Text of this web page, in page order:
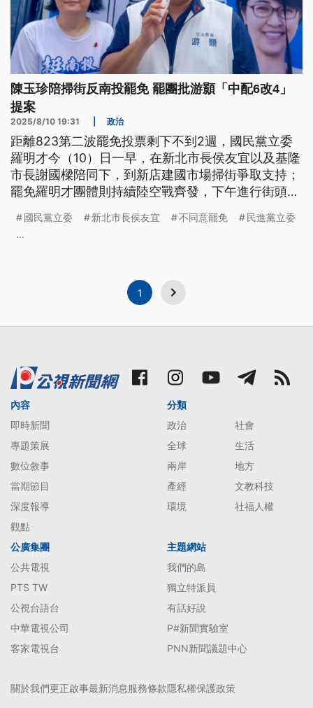
陳玉珍陪掃街反南投罷免 罷團批游顥「中配6改4」
提案
2025/8/10 19:31 政治
距離823第二波罷免投票剩下不到2週，國民黨立委
羅明才今（10）日一早，在新北市長侯友宜以及基隆
市長謝國樑陪同下，到新店建國市場掃街爭取支持；
罷免羅明才團體則持續陸空戰齊發，下午進行街頭宣
陪同游顥掃街拜票，呼籲選民投下不同意罷免；罷免
游顥團體則與多位民進黨立委一起召開記者會，批評
國民黨立委 新北市長侯友宜 不同意罷免
民進黨立委
...
1
內容
即時新聞
專題策展
數位敘事
當期節目
深度報導
觀點
分類
政治
社會
全球
生活
兩岸
地方
產經
文教科技
環境
社福人權
公廣集團
公共電視
PTS TW
公視台語台
中華電視公司
客家電視台
主題網站
我們的島
獨立特派員
有話好說
P#新聞實驗室
PNN新聞議題中心
關於我們更正啟事最新消息服務條款隱私權保護政策